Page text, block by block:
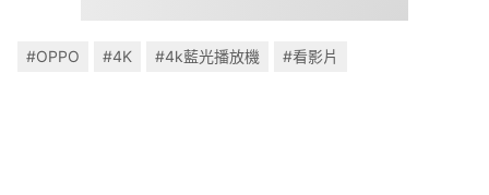
#OPPO #4K #4k藍光播放機 #看影片